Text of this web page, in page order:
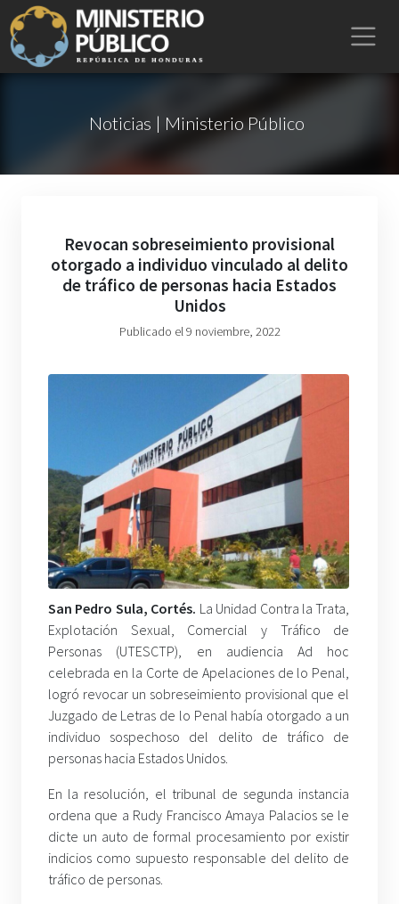
Noticias | Ministerio Público
Revocan sobreseimiento provisional
otorgado a individuo vinculado al delito
de tráfico de personas hacia Estados
Unidos
Publicado el 9 noviembre, 2022
San Pedro Sula, Cortés. La Unidad Contra la Trata,
Explotación Sexual, Comercial y Tráfico de
Personas (UTESCTP), en audiencia Ad hoc
celebrada en la Corte de Apelaciones de lo Penal,
logró revocar un sobreseimiento provisional que el
Juzgado de Letras de lo Penal había otorgado a un
individuo sospechoso del delito de tráfico de
personas hacia Estados Unidos.
En la resolución, el tribunal de segunda instancia
ordena que a Rudy Francisco Amaya Palacios se le
dicte un auto de formal procesamiento por existir
indicios como supuesto responsable del delito de
tráfico de personas.